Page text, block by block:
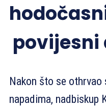
povijesni
Nakon što se
napadima, nadbiskup